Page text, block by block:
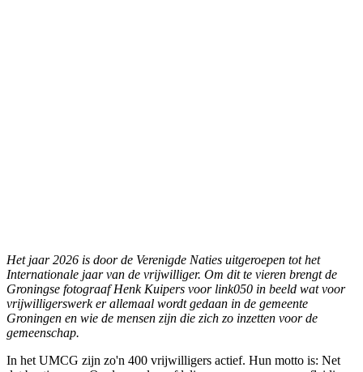
Het jaar 2026 is door de Verenigde Naties uitgeroepen tot het
Internationale jaar van de vrijwilliger. Om dit te vieren brengt de
Groningse fotograaf Henk Kuipers voor link050 in beeld wat voor
vrijwilligerswerk er allemaal wordt gedaan in de gemeente
Groningen en wie de mensen zijn die zich zo inzetten voor de
gemeenschap.
In het UMCG zijn zo'n 400 vrijwilligers actief. Hun motto is: Net